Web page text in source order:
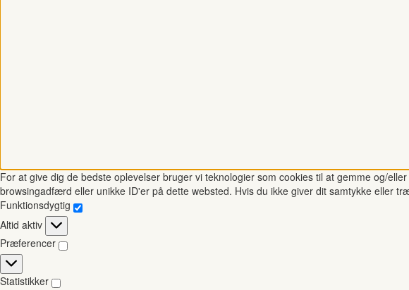
For at give dig de bedste oplevelser bruger vi teknologier som cookies til at gemme og/
browsingadfærd eller unikke ID'er på dette websted. Hvis du ikke giver dit samtykke eller
Funktionsdygtig
Funktionsdygtig
Altid aktiv
Præferencer
Præferencer
Statistikker